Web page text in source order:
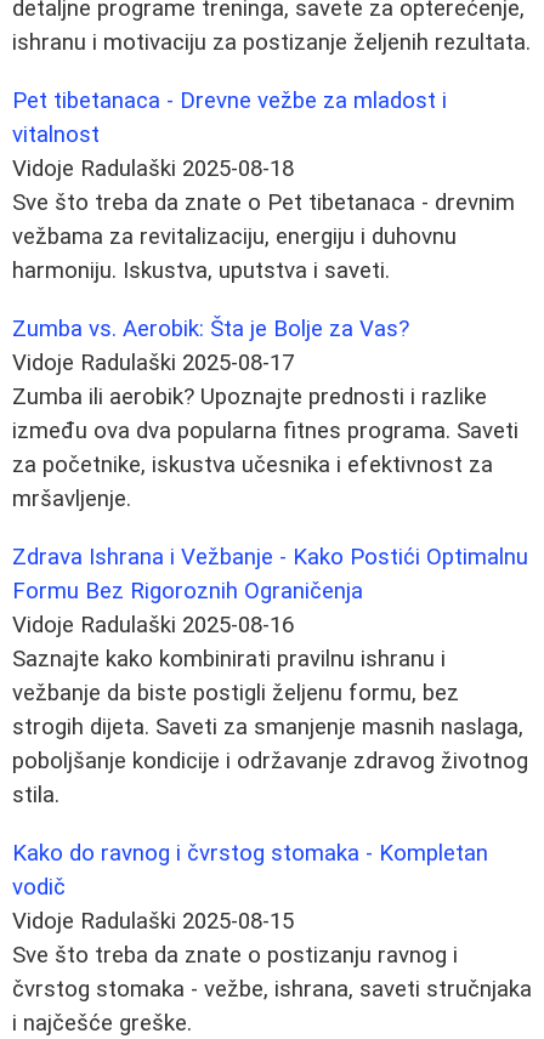
detaljne programe treninga, savete za opterećenje,
ishranu i motivaciju za postizanje željenih rezultata.
Pet tibetanaca - Drevne vežbe za mladost i
vitalnost
Vidoje Radulaški 2025-08-18
Sve što treba da znate o Pet tibetanaca - drevnim
vežbama za revitalizaciju, energiju i duhovnu
harmoniju. Iskustva, uputstva i saveti.
Zumba vs. Aerobik: Šta je Bolje za Vas?
Vidoje Radulaški 2025-08-17
Zumba ili aerobik? Upoznajte prednosti i razlike
između ova dva popularna fitnes programa. Saveti
za početnike, iskustva učesnika i efektivnost za
mršavljenje.
Zdrava Ishrana i Vežbanje - Kako Postići Optimalnu
Formu Bez Rigoroznih Ograničenja
Vidoje Radulaški 2025-08-16
Saznajte kako kombinirati pravilnu ishranu i
vežbanje da biste postigli željenu formu, bez
strogih dijeta. Saveti za smanjenje masnih naslaga,
poboljšanje kondicije i održavanje zdravog životnog
stila.
Kako do ravnog i čvrstog stomaka - Kompletan
vodič
Vidoje Radulaški 2025-08-15
Sve što treba da znate o postizanju ravnog i
čvrstog stomaka - vežbe, ishrana, saveti stručnjaka
i najčešće greške.